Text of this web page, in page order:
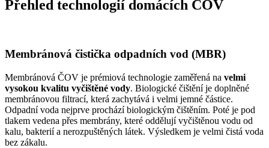
Přehled technologií domácích ČOV
Membránová čistička odpadních vod (MBR)
Membránová ČOV je prémiová technologie zaměřená na velmi
vysokou kvalitu vyčištěné vody. Biologické čištění je doplněné
membránovou filtrací, která zachytává i velmi jemné částice.
Odpadní voda nejprve prochází biologickým čištěním. Poté je pod
tlakem vedena přes membrány, které oddělují vyčištěnou vodu od
kalu, bakterií a nerozpuštěných látek. Výsledkem je velmi čistá voda
bez zákalu.